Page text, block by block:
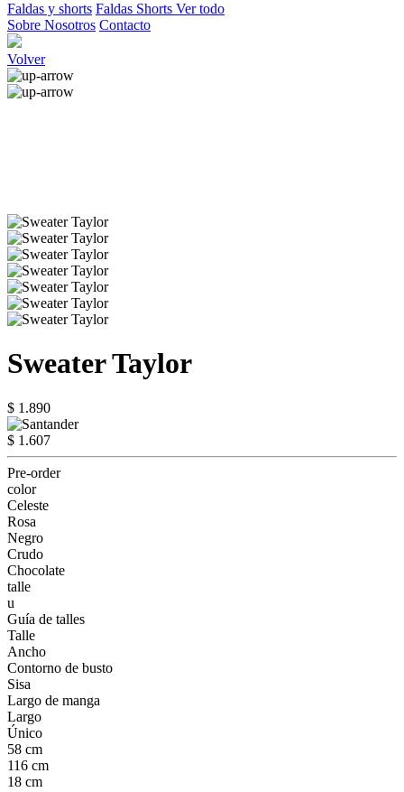
Faldas y shorts Faldas Shorts Ver todo
Sobre Nosotros Contacto
Volver
Sweater Taylor
$ 1.890
$ 1.607
Pre-order
color
Celeste
Rosa
Negro
Crudo
Chocolate
talle
u
Guía de talles
Talle
Ancho
Contorno de busto
Sisa
Largo de manga
Largo
Único
58 cm
116 cm
18 cm